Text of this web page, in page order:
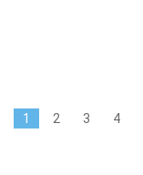
1 2 3 4